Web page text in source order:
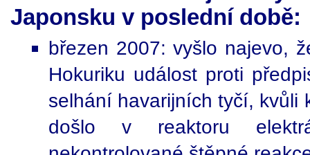
Japonsku v poslední době:
březen 2007: vyšlo najevo,
Hokuriku událost proti
selhání havarijních tyčí, kvůli
došlo v reaktoru